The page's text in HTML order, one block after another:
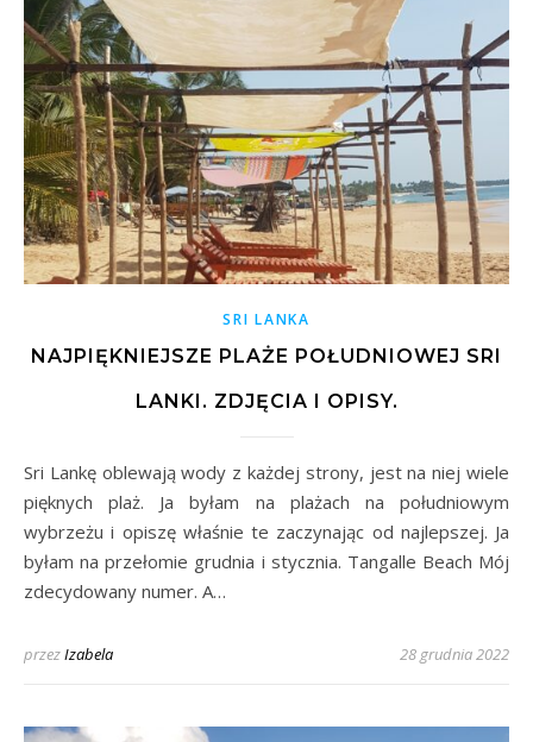
SRI LANKA
NAJPIĘKNIEJSZE PLAŻE POŁUDNIOWEJ SRI
LANKI. ZDJĘCIA I OPISY.
Sri Lankę oblewają wody z każdej strony, jest na niej wiele
pięknych plaż. Ja byłam na plażach na południowym
wybrzeżu i opiszę właśnie te zaczynając od najlepszej. Ja
byłam na przełomie grudnia i stycznia. Tangalle Beach Mój
zdecydowany numer. A…
przezIzabela 28 grudnia 2022